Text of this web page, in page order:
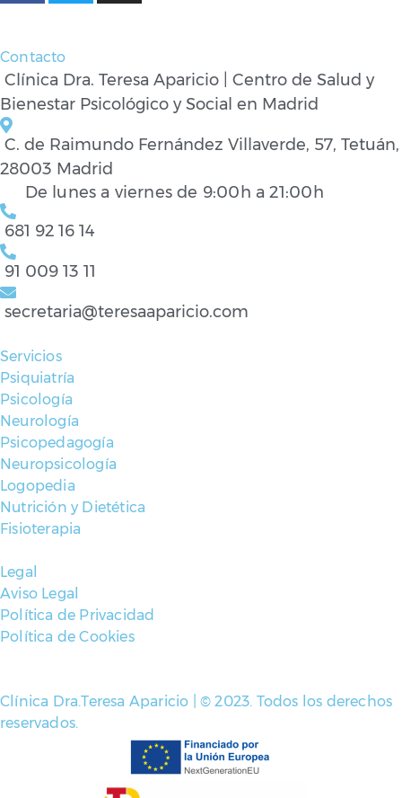
Contacto
Clínica Dra. Teresa Aparicio | Centro de Salud y
Bienestar Psicológico y Social en Madrid
C. de Raimundo Fernández Villaverde, 57, Tetuán,
28003 Madrid
De lunes a viernes de 9:00h a 21:00h
681 92 16 14
91 009 13 11
secretaria@teresaaparicio.com
Servicios
Psiquiatría
Psicología
Neurología
Psicopedagogía
Neuropsicología
Logopedia
Nutrición y Dietética
Fisioterapia
Legal
Aviso Legal
Política de Privacidad
Política de Cookies
Clínica Dra.Teresa Aparicio | © 2023. Todos los derechos
reservados.